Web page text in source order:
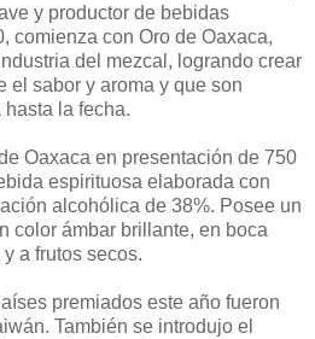
y productor de bebidas
comienza con Oro de Oaxaca,
del mezcal, logrando crear
el sabor y aroma y que son
la fecha.
Oaxaca en presentación de 750
espirituosa elaborada con
alcohólica de 38%. Posee un
color ámbar brillante, en boca
a frutos secos.
premiados este año fueron
También se introdujo el